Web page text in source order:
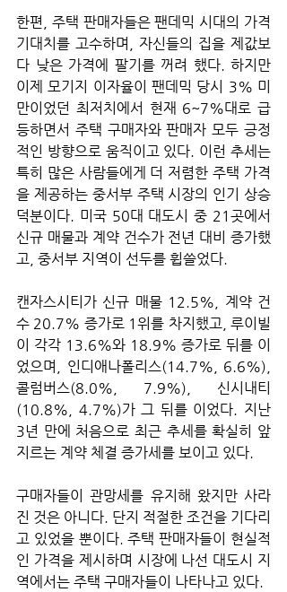
한편, 주택 판매자들은 팬데믹 시대의 가격
기대치를 고수하며, 자신들의 집을 제값보
다 낮은 가격에 팔기를 꺼려 했다. 하지만
이제 모기지 이자율이 팬데믹 당시 3% 미
만이었던 최저치에서 현재 6~7%대로 급
등하면서 주택 구매자와 판매자 모두 긍정
적인 방향으로 움직이고 있다. 이런 추세는
특히 많은 사람들에게 더 저렴한 주택 가격
을 제공하는 중서부 주택 시장의 인기 상승
덕분이다. 미국 50대 대도시 중 21곳에서
신규 매물과 계약 건수가 전년 대비 증가했
고, 중서부 지역이 선두를 휩쓸었다.
캔자스시티가 신규 매물 12.5%, 계약 건
수 20.7% 증가로 1위를 차지했고, 루이빌
이 각각 13.6%와 18.9% 증가로 뒤를 이
었으며, 인디애나폴리스(14.7%, 6.6%),
콜럼버스(8.0%, 7.9%), 신시내티
(10.8%, 4.7%)가 그 뒤를 이었다. 지난
3년 만에 처음으로 최근 추세를 확실히 앞
지르는 계약 체결 증가세를 보이고 있다.
구매자들이 관망세를 유지해 왔지만 사라
진 것은 아니다. 단지 적절한 조건을 기다리
고 있었을 뿐이다. 주택 판매자들이 현실적
인 가격을 제시하며 시장에 나선 대도시 지
역에서는 주택 구매자들이 나타나고 있다.